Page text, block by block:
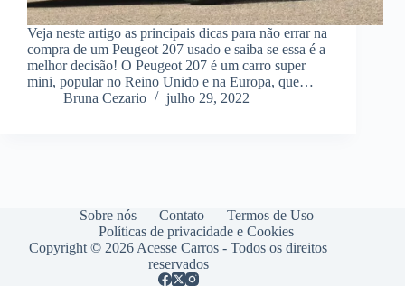
Veja neste artigo as principais dicas para não errar na
compra de um Peugeot 207 usado e saiba se essa é a
melhor decisão! O Peugeot 207 é um carro super
mini, popular no Reino Unido e na Europa, que…
Bruna Cezario
julho 29, 2022
Sobre nós Contato
Termos de Uso
Políticas de privacidade e Cookies
Copyright © 2026 Acesse Carros - Todos os direitos
reservados